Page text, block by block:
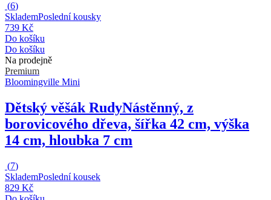
(6)
SklademPoslední kousky
739 Kč
Do košíku
Do košíku
Na prodejně
Premium
Bloomingville Mini
Dětský věšák RudyNástěnný, z
borovicového dřeva, šířka 42 cm, výška
14 cm, hloubka 7 cm
(7)
SklademPoslední kousek
829 Kč